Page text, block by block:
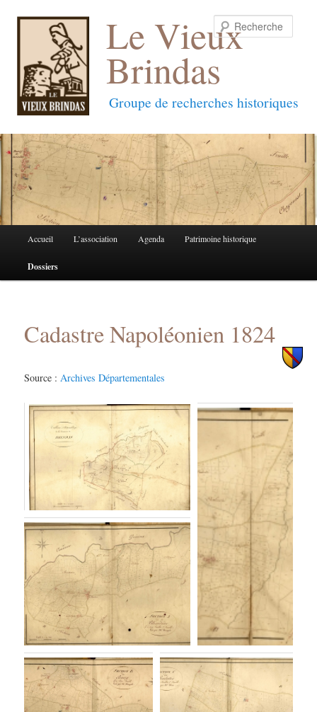
Le Vieux
Brindas
Groupe de recherches historiques
Aller
au
principal
Aller
au
secondaire
Accueil L’association Agenda Patrimoine historique
Dossiers
Cadastre Napoléonien 1824
Source :Archives Départementales